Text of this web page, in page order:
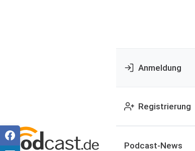
Anmeldung
Registrierung
Podcast-News